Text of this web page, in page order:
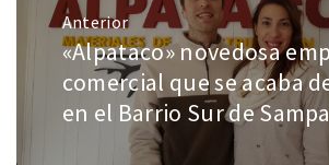
Anterior
«Alpataco» novedosa
comercial que se acaba
en el Barrio Sur de